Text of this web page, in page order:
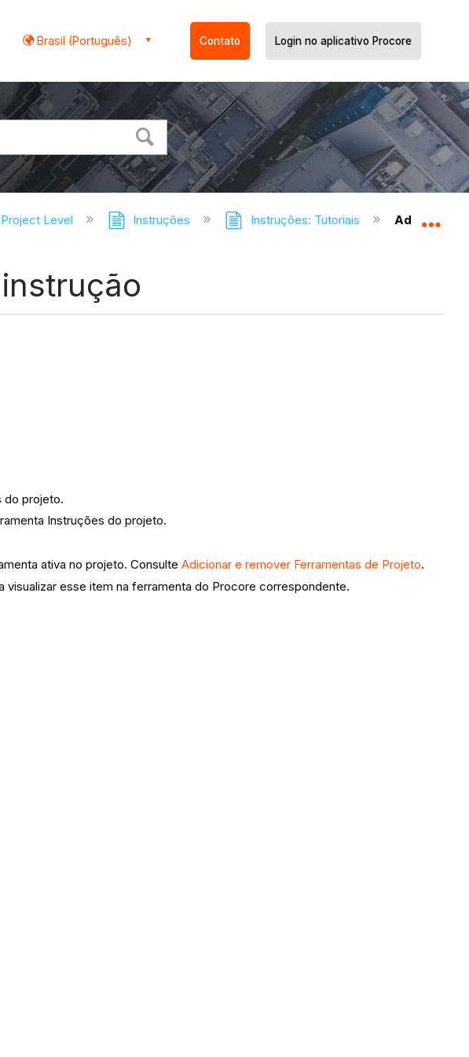
Brasil (Português) Contato Login no aplicativo Procore
Project Level Instruções Instruções: Tutoriais Adicionar
do projeto.
Instruções do projeto.
ativa no projeto. Consulte Adicionar e remover Ferramentas de Projeto.
esse item na ferramenta do Procore correspondente.